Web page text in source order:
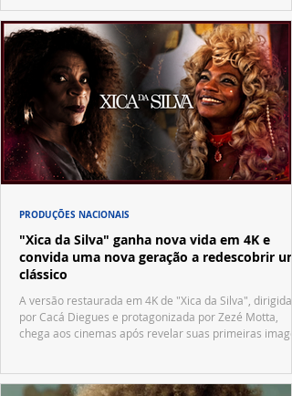
"Xica da Silva" ganha nova vida em 4K e
convida uma nova geração a redescobrir um
clássico
A versão restaurada em 4K de "Xica da Silva", dirigida
por Cacá Diegues e protagonizada por Zezé Motta,
chega aos cinemas após revelar suas primeiras
PRODUÇÕES NACIONAIS